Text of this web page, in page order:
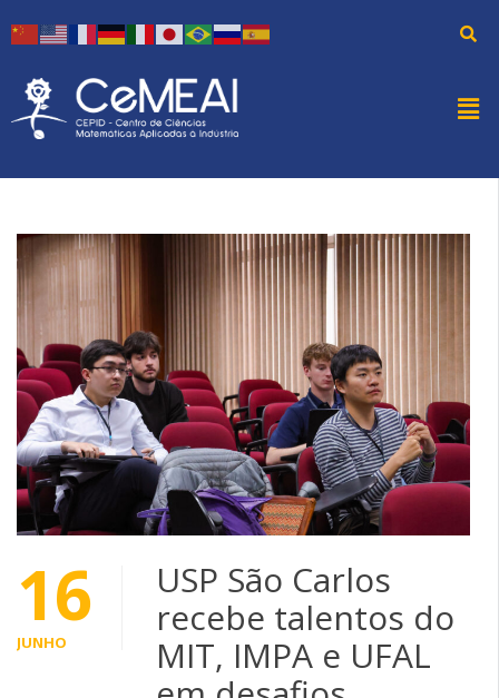
16
JUNHO
USP São Carlos
recebe talentos do
MIT, IMPA e UFAL